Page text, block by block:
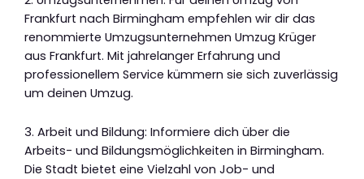
Frankfurt nach Birmingham empfehlen wir dir das
renommierte Umzugsunternehmen Umzug Krüger
aus Frankfurt. Mit jahrelanger Erfahrung und
professionellem Service kümmern sie sich zuverlässig
um deinen Umzug.
3. Arbeit und Bildung: Informiere dich über die
Arbeits- und Bildungsmöglichkeiten in Birmingham.
Die Stadt bietet eine Vielzahl von Job- und